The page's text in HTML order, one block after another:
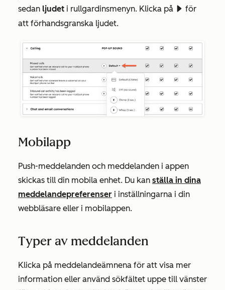
sedan ljudet i rullgardinsmenyn. Klicka på playerPlay för
att förhandsgranska ljudet.
Mobilapp
Push-meddelanden och meddelanden i appen
skickas till din mobila enhet. Du kan ställa in dina
meddelandepreferenser i inställningarna i din
webbläsare eller i mobilappen.
Typer av meddelanden
Klicka på meddelandeämnena för att visa mer
information eller använd sökfältet uppe till vänster